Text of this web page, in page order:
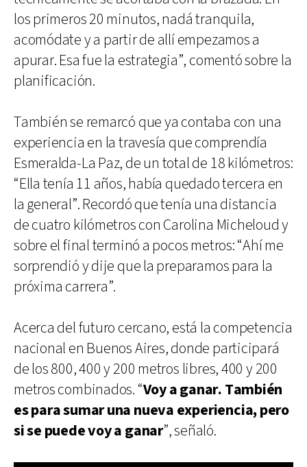
los primeros 20 minutos, nadá tranquila,
acomódate y a partir de allí empezamos a
apurar. Esa fue la estrategia”, comentó sobre la
planificación.
También se remarcó que ya contaba con una
experiencia en la travesía que comprendía
Esmeralda-La Paz, de un total de 18 kilómetros:
“Ella tenía 11 años, había quedado tercera en
la general”. Recordó que tenía una distancia
de cuatro kilómetros con Carolina Micheloud y
sobre el final terminó a pocos metros: “Ahí me
sorprendió y dije que la preparamos para la
próxima carrera”.
Acerca del futuro cercano, está la competencia
nacional en Buenos Aires, donde participará
de los 800, 400 y 200 metros libres, 400 y 200
metros combinados. “Voy a ganar. También
es para sumar una nueva experiencia, pero
si se puede voy a ganar”, señaló.